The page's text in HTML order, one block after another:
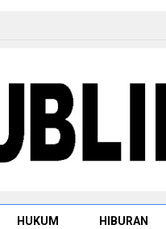
HUKUM HIBURAN